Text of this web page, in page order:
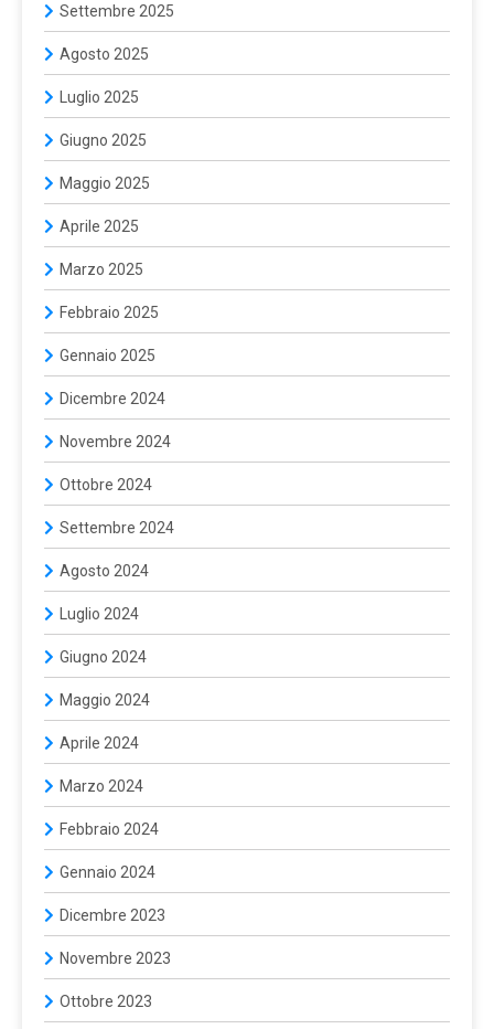
Settembre 2025
Agosto 2025
Luglio 2025
Giugno 2025
Maggio 2025
Aprile 2025
Marzo 2025
Febbraio 2025
Gennaio 2025
Dicembre 2024
Novembre 2024
Ottobre 2024
Settembre 2024
Agosto 2024
Luglio 2024
Giugno 2024
Maggio 2024
Aprile 2024
Marzo 2024
Febbraio 2024
Gennaio 2024
Dicembre 2023
Novembre 2023
Ottobre 2023